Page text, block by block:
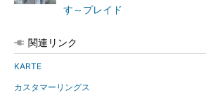
す～プレイド
関連リンク
KARTE
カスタマーリングス